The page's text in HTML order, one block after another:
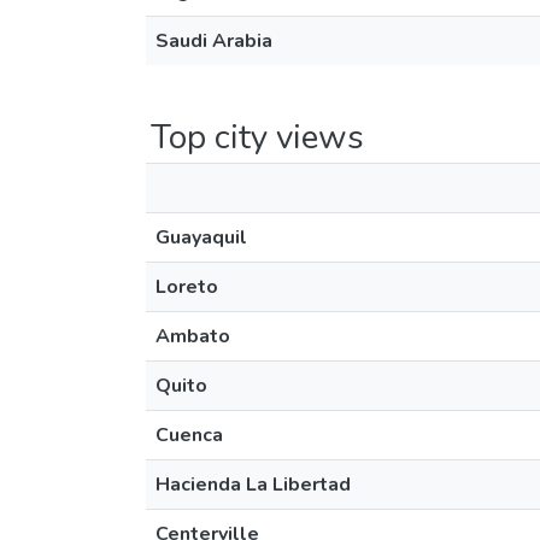
Saudi Arabia
Top city views
Guayaquil
Loreto
Ambato
Quito
Cuenca
Hacienda La Libertad
Centerville